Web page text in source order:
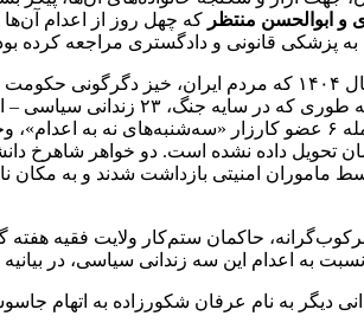
و ابوالحسن منتظر که چهل روز از اعدام
و دادگستری مراجعه کرده بودند، روز ۲۹ فروردین ۱۴۰۵ توسط ماموران امنیتی
در واپسین روز‌های سال ۱۴۰۴ که مردم
زندانیان سیاسی از جمله ۶ عضو کارزار
تحویل داده نشده است. دو خواهر شاهرخ
۱۴۰۵ توسط ماموران امنیتی بازداشت
سه زندانی سیاسی، در بیانیه کارزار، سه شنبه ۱۵ اردیبهشت، همراه با ذکر اسامی
دیگر به نام عرفان شکورزاده به اتهام